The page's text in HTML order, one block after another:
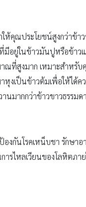
ห้คุณประโยชน์สูงกว่าข้
มีอยู่ในข้าวมันปูหรือข้าว
ที่สูงมาก เหมาะสำหรั
งเป็นข้าวต้มเพื่อให้ได้
นมากกว่าข้าวขาวธรรมดา
งกันโรคเหน็บชา รักษาอ
รไหลเวียนของโลหิตภา